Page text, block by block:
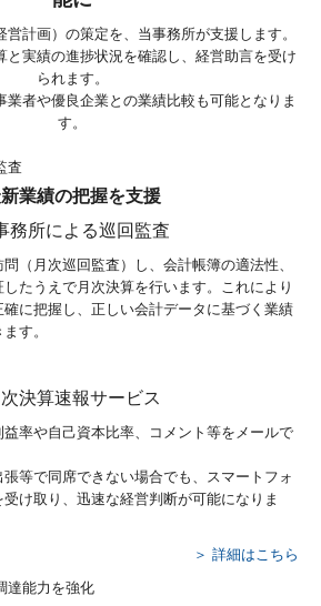
計画）の策定を、当事務所が支援します。
と実績の進捗状況を確認し、経営助言を受け
られます。
業者や優良企業との業績比較も可能となりま
す。
業績の把握を支援
務所による巡回監査
（月次巡回監査）し、会計帳簿の適法性、
たうえで月次決算を行います。これにより
に把握し、正しい会計データに基づく業績
す。
次決算速報サービス
率や自己資本比率、コメント等をメールで
等で同席できない場合でも、スマートフォ
け取り、迅速な経営判断が可能になりま
＞ 詳細はこちら